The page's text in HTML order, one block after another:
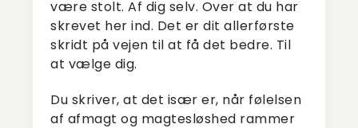
være stolt. Af dig selv. Over at du har
skrevet her ind. Det er dit allerførste
skridt på vejen til at få det bedre. Til
at vælge dig.
Du skriver, at det især er, når følelsen
af afmagt og magtesløshed rammer